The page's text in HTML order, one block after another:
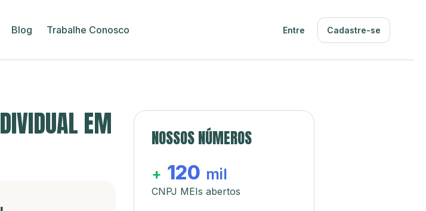
Blog Trabalhe Conosco Entre Cadastre-se
EM NOSSOS NÚMEROS
+ 120 mil
CNPJ MEIs abertos